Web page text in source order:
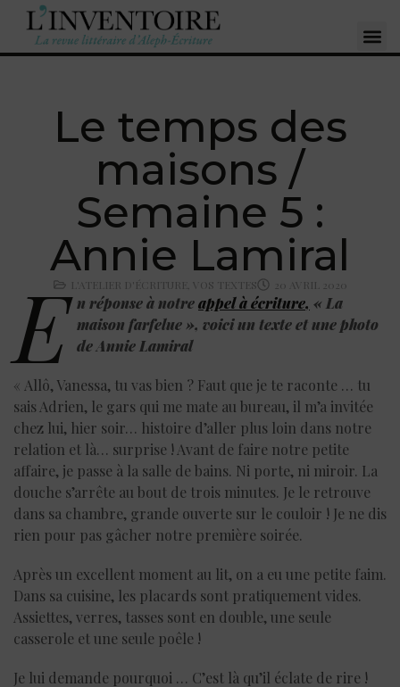
Le temps des
maisons /
Semaine 5 :
Annie Lamiral
L'ATELIER D'ÉCRITURE VOS TEXTES 20 AVRIL 2020
E n réponse à notreappel à écriture, « La
maison farfelue », voici un texte et une photo
de Annie Lamiral
« Allô, Vanessa, tu vas bien ? Faut que je te raconte … tu
sais Adrien, le gars qui me mate au bureau, il m’a invitée
chez lui, hier soir… histoire d’aller plus loin dans notre
relation et là… surprise ! Avant de faire notre petite
affaire, je passe à la salle de bains. Ni porte, ni miroir. La
douche s’arrête au bout de trois minutes. Je le retrouve
dans sa chambre, grande ouverte sur le couloir ! Je ne dis
rien pour pas gâcher notre première soirée.
Après un excellent moment au lit, on a eu une petite faim.
Dans sa cuisine, les placards sont pratiquement vides.
Assiettes, verres, tasses sont en double, une seule
casserole et une seule poêle !
Je lui demande pourquoi … C’est là qu’il éclate de rire !